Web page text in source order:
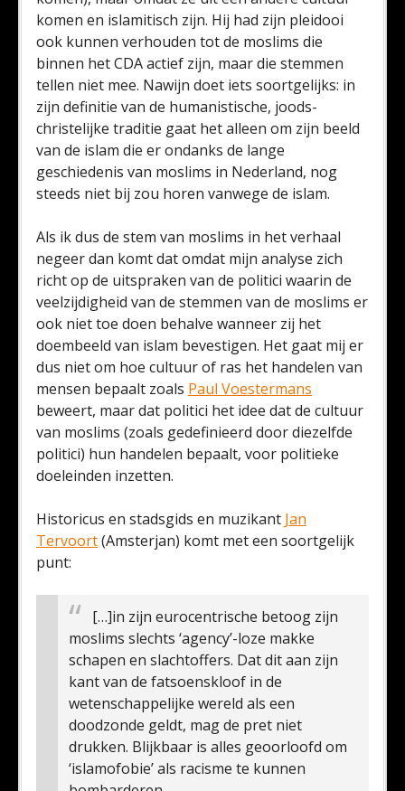
komen en islamitisch zijn. Hij had zijn pleidooi
ook kunnen verhouden tot de moslims die
binnen het CDA actief zijn, maar die stemmen
tellen niet mee. Nawijn doet iets soortgelijks: in
zijn definitie van de humanistische, joods-
christelijke traditie gaat het alleen om zijn beeld
van de islam die er ondanks de lange
geschiedenis van moslims in Nederland, nog
steeds niet bij zou horen vanwege de islam.
Als ik dus de stem van moslims in het verhaal
negeer dan komt dat omdat mijn analyse zich
richt op de uitspraken van de politici waarin de
veelzijdigheid van de stemmen van de moslims er
ook niet toe doen behalve wanneer zij het
doembeeld van islam bevestigen. Het gaat mij er
dus niet om hoe cultuur of ras het handelen van
mensen bepaalt zoals Paul Voestermans
beweert, maar dat politici het idee dat de cultuur
van moslims (zoals gedefinieerd door diezelfde
politici) hun handelen bepaalt, voor politieke
doeleinden inzetten.
Historicus en stadsgids en muzikant Jan
Tervoort(Amsterjan) komt met een soortgelijk
punt:
[…]in zijn eurocentrische betoog zijn
moslims slechts ‘agency’-loze makke
schapen en slachtoffers. Dat dit aan zijn
kant van de fatsoenskloof in de
wetenschappelijke wereld als een
doodzonde geldt, mag de pret niet
drukken. Blijkbaar is alles geoorloofd om
‘islamofobie’ als racisme te kunnen